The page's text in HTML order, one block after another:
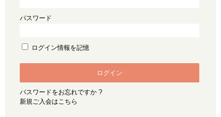
パスワード
ログイン情報を記憶
パスワードをお忘れですか ?
新規ご入会はこちら